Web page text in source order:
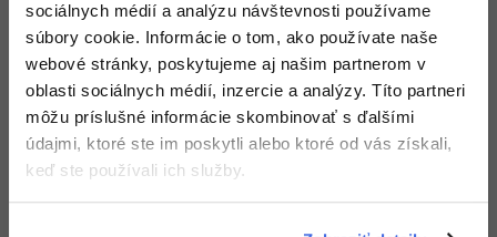
sociálnych médií a analýzu návštevnosti používame
súbory cookie. Informácie o tom, ako používate naše
webové stránky, poskytujeme aj našim partnerom v
oblasti sociálnych médií, inzercie a analýzy. Títo partneri
môžu príslušné informácie skombinovať s ďalšími
údajmi, ktoré ste im poskytli alebo ktoré od vás získali,
keď ste používali ich služby.